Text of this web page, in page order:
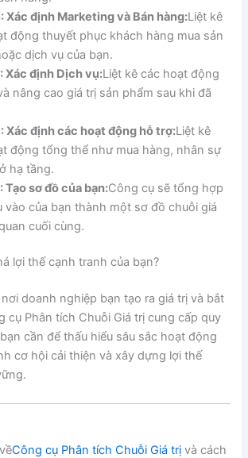
Xác định Marketing và Bán hàng:Liệt kê
động thuyết phục khách hàng mua sản
dịch vụ của bạn.
Xác định Dịch vụ:Liệt kê các hoạt động
nâng cao giá trị sản phẩm sau khi đã
Xác định các hoạt động hỗ trợ:Liệt kê
động tổng thể như mua hàng, nhân sự
hạ tầng.
Tạo sơ đồ của bạn:Công cụ sẽ tổng hợp
vào của bạn thành một sơ đồ chuỗi giá
cuối cùng.
lợi thế cạnh tranh của bạn?
doanh nghiệp bạn tạo ra giá trị và bắt
cụ Phân tích Chuỗi Giá trị cung cấp quy
cần để thấu hiểu sâu sắc hoạt động
cơ hội cải thiện và xây dựng lợi thế
Công cụ Phân tích Chuỗi Giá trị và cách